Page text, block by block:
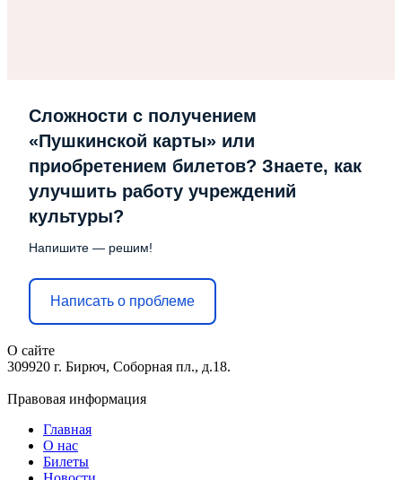
Сложности с получением
«Пушкинской карты» или
приобретением билетов? Знаете, как
улучшить работу учреждений
культуры?
Напишите — решим!
Написать о проблеме
О сайте
309920 г. Бирюч, Соборная пл., д.18.
Правовая информация
Главная
О нас
Билеты